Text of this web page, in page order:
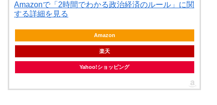
Amazonで「2時間でわかる政治経済のルール」に関
する詳細を見る
Amazon
楽天
Yahoo!ショッピング